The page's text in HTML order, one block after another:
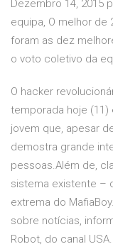
Dezembro 14, 2015
equipa, O melhor de
foram as dez
o voto coletivo da
O hacker
temporada hoje (11)
jovem que, apesar
demostra grande
pessoas.Além de,
sistema existente –
extrema do
sobre notícias,
Robot, do canal